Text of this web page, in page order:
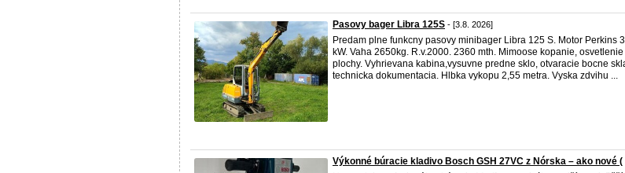
Pasovy bager Libra 125S - [3.8. 2026]
Predam plne funkcny pasovy minibager Libra 125 S. Motor Perkins
kW. Vaha 2650kg. R.v.2000. 2360 mth. Mimoose kopanie,
plochy. Vyhrievana kabina,vysuvne predne sklo, otvaracie bocne
technicka dokumentacia. Hlbka vykopu 2,55 metra. Vyska zdvihu ...
Výkonné búracie kladivo Bosch GSH 27VC z Nórska – ako nové (